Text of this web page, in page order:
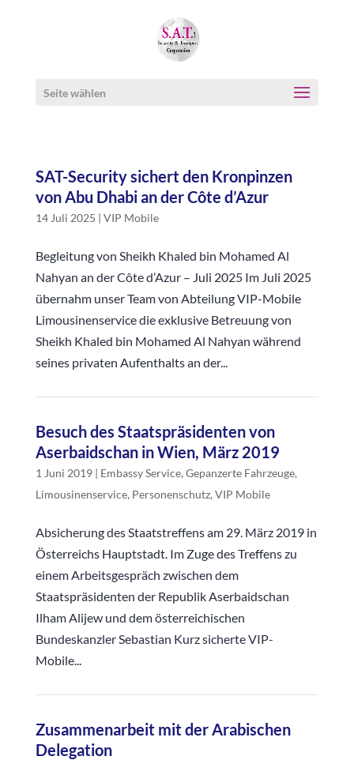
Seite wählen
SAT-Security sichert den Kronpinzen
von Abu Dhabi an der Côte d’Azur
14 Juli 2025 | VIP Mobile
Begleitung von Sheikh Khaled bin Mohamed Al
Nahyan an der Côte d’Azur – Juli 2025 Im Juli 2025
übernahm unser Team von Abteilung VIP-Mobile
Limousinenservice die exklusive Betreuung von
Sheikh Khaled bin Mohamed Al Nahyan während
seines privaten Aufenthalts an der...
Besuch des Staatspräsidenten von
Aserbaidschan in Wien, März 2019
1 Juni 2019| Embassy Service, Gepanzerte Fahrzeuge,
Limousinenservice, Personenschutz, VIP Mobile
Absicherung des Staatstreffens am 29. März 2019 in
Österreichs Hauptstadt. Im Zuge des Treffens zu
einem Arbeitsgespräch zwischen dem
Staatspräsidenten der Republik Aserbaidschan
Ilham Alijew und dem österreichischen
Bundeskanzler Sebastian Kurz sicherte VIP-
Mobile...
Zusammenarbeit mit der Arabischen
Delegation